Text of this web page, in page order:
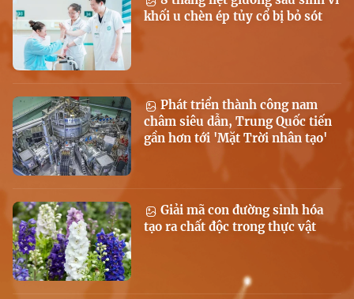
khối u chèn ép tủy cổ bị bỏ sót
Phát triển thành công nam
châm siêu dẫn, Trung Quốc tiến
gần hơn tới 'Mặt Trời nhân tạo'
Giải mã con đường sinh hóa
tạo ra chất độc trong thực vật